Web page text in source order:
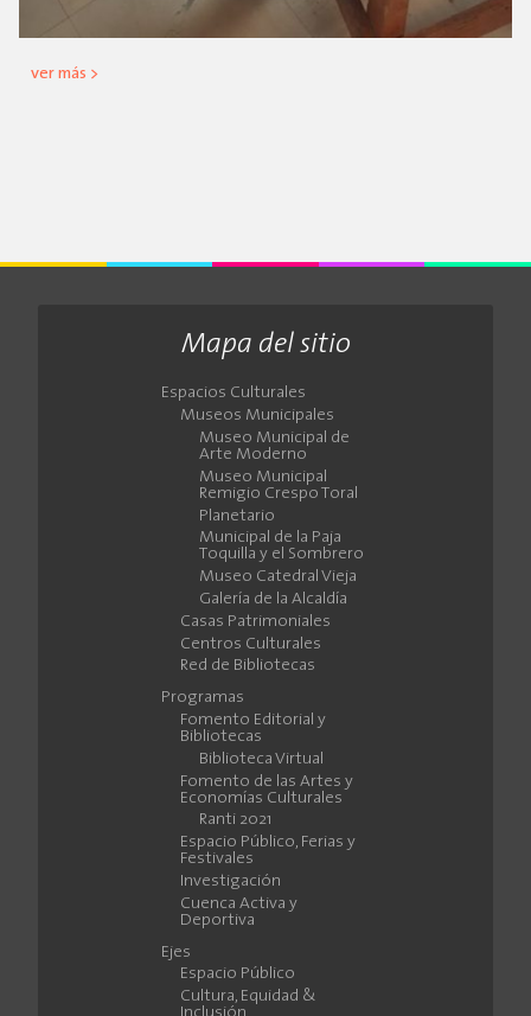
ver más >
Mapa del sitio
Espacios Culturales
Museos Municipales
Museo Municipal de
Arte Moderno
Museo Municipal
Remigio Crespo Toral
Planetario
Municipal de la Paja
Toquilla y el Sombrero
Museo Catedral Vieja
Galería de la Alcaldía
Casas Patrimoniales
Centros Culturales
Red de Bibliotecas
Programas
Fomento Editorial y
Bibliotecas
Biblioteca Virtual
Fomento de las Artes y
Economías Culturales
Ranti 2021
Espacio Público, Ferias y
Festivales
Investigación
Cuenca Activa y
Deportiva
Ejes
Espacio Público
Cultura, Equidad &